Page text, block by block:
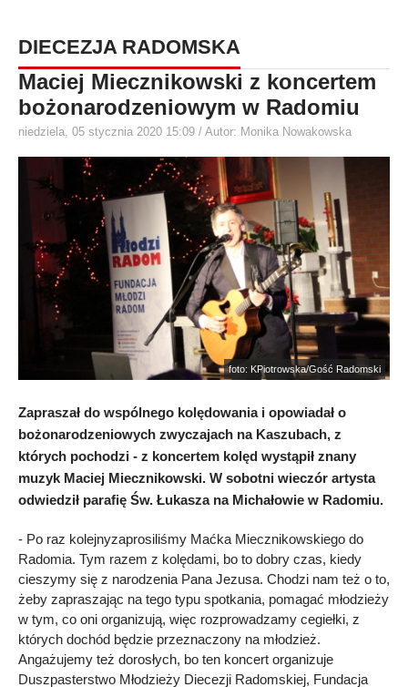
DIECEZJA RADOMSKA
Maciej Miecznikowski z koncertem
bożonarodzeniowym w Radomiu
niedziela, 05 stycznia 2020 15:09 / Autor: Monika Nowakowska
foto: KPiotrowska/Gość Radomski
Zapraszał do wspólnego kolędowania i opowiadał o
bożonarodzeniowych zwyczajach na Kaszubach, z
których pochodzi - z koncertem kolęd wystąpił znany
muzyk Maciej Miecznikowski. W sobotni wieczór artysta
odwiedził parafię Św. Łukasza na Michałowie w Radomiu.
- Po raz kolejnyzaprosiliśmy Maćka Miecznikowskiego do
Radomia. Tym razem z kolędami, bo to dobry czas, kiedy
cieszymy się z narodzenia Pana Jezusa. Chodzi nam też o to,
żeby zapraszając na tego typu spotkania, pomagać młodzieży
w tym, co oni organizują, więc rozprowadzamy cegiełki, z
których dochód będzie przeznaczony na młodzież.
Angażujemy też dorosłych, bo ten koncert organizuje
Duszpasterstwo Młodzieży Diecezji Radomskiej, Fundacja